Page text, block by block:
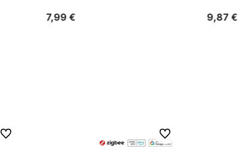
7,99 € 9,87 €
Zu Favoriten Zu Favoriten